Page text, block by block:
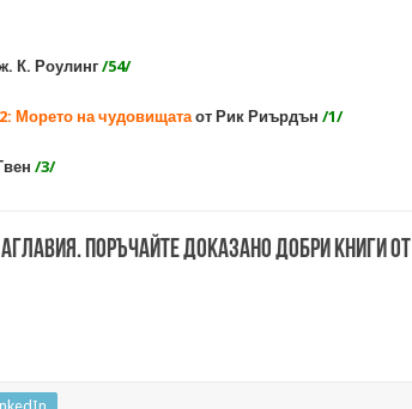
К. Роулинг /54/
Морето на чудовищатаот Рик Риърдън /1/
/3/
Поръчайте доказано добри книги от